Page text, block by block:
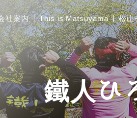
社案内 This is Matsuyama 松山
鐵人ひ